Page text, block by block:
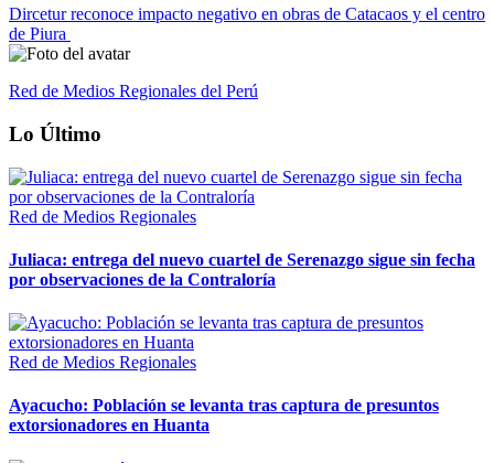
Dircetur reconoce impacto negativo en obras de Catacaos y el centro
de Piura
Red de Medios Regionales del Perú
Lo Último
Red de Medios Regionales
Juliaca: entrega del nuevo cuartel de Serenazgo sigue sin fecha
por observaciones de la Contraloría
Red de Medios Regionales
Ayacucho: Población se levanta tras captura de presuntos
extorsionadores en Huanta